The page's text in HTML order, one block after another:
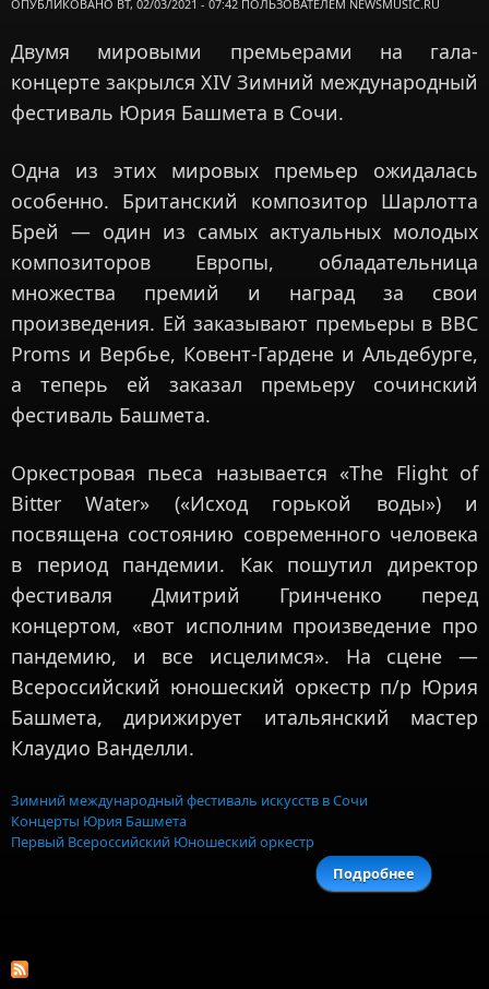
ОПУБЛИКОВАНО ВТ, 02/03/2021 - 07:42 ПОЛЬЗОВАТЕЛЕМ NEWSMUSIC.RU
Двумя мировыми премьерами на гала-
концерте закрылся XIV Зимний международный
фестиваль Юрия Башмета в Сочи.
Одна из этих мировых премьер ожидалась
особенно. Британский композитор Шарлотта
Брей — один из самых актуальных молодых
композиторов Европы, обладательница
множества премий и наград за свои
произведения. Ей заказывают премьеры в BBC
Proms и Вербье, Ковент-Гардене и Альдебурге,
а теперь ей заказал премьеру сочинский
фестиваль Башмета.
Оркестровая пьеса называется «The Flight of
Bitter Water» («Исход горькой воды») и
посвящена состоянию современного человека
в период пандемии. Как пошутил директор
фестиваля Дмитрий Гринченко перед
концертом, «вот исполним произведение про
пандемию, и все исцелимся». На сцене —
Всероссийский юношеский оркестр п/р Юрия
Башмета, дирижирует итальянский мастер
Клаудио Ванделли.
Зимний международный фестиваль искусств в Сочи
Концерты Юрия Башмета
Первый Всероссийский Юношеский оркестр
Подробнее